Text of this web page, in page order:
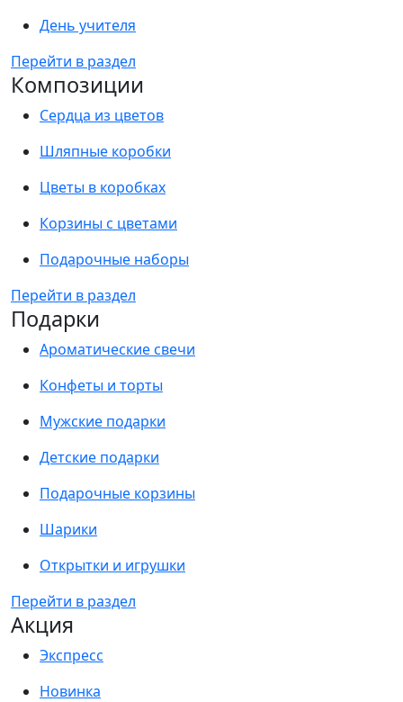
День учителя
Перейти в раздел
Композиции
Сердца из цветов
Шляпные коробки
Цветы в коробках
Корзины с цветами
Подарочные наборы
Перейти в раздел
Подарки
Ароматические свечи
Конфеты и торты
Мужские подарки
Детские подарки
Подарочные корзины
Шарики
Открытки и игрушки
Перейти в раздел
Акция
Экспресс
Новинка